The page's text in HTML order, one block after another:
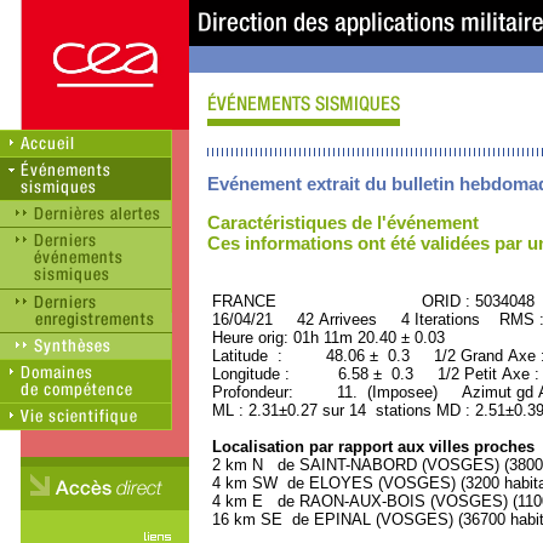
Evénement extrait du bulletin
Caractéristiques de l'événement
Ces informations ont été validées par
FRANCE ORID : 5034048
16/04/21 42 Arrivees 4 Iterations RMS
Heure orig: 01h 11m 20.40 ± 0.03
Latitude : 48.06 ± 0.3 1/2 Grand
Longitude : 6.58 ± 0.3 1/2 Petit Axe
Profondeur: 11. (Imposee) Azimut gd
ML : 2.31±0.27 sur 14 stations MD :
Localisation par rapport aux villes proches
2 km N de SAINT-NABORD (VOSGES)
4 km SW de ELOYES (VOSGES) (3200
4 km E de RAON-AUX-BOIS (VOSGES)
16 km SE de EPINAL (VOSGES) (36700